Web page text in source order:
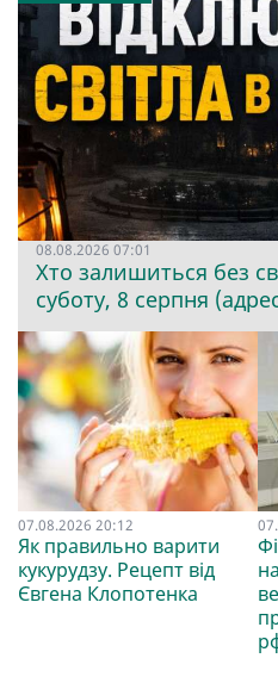
08.08.2026 07:01
Хто залишиться без
суботу, 8 серпня
07.08.2026 20:12
Як правильно варити
кукурудзу. Рецепт від
Євгена Клопотенка